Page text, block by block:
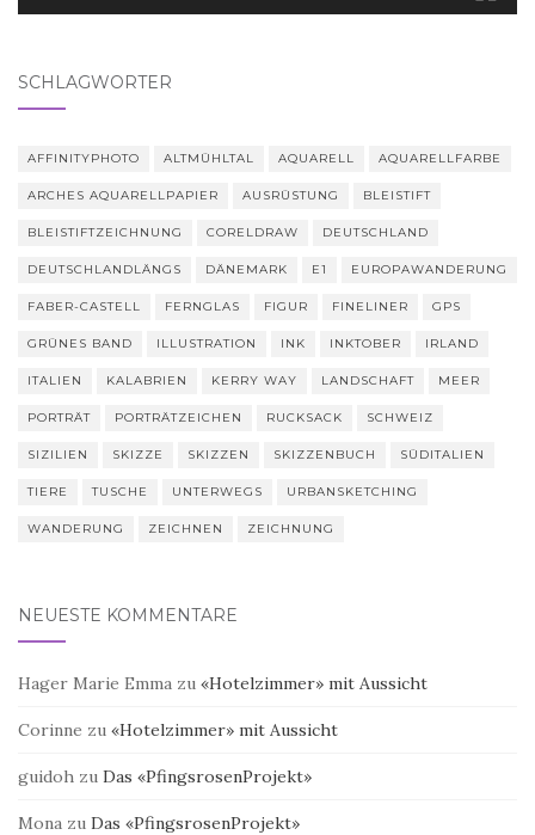
SCHLAGWÖRTER
AFFINITYPHOTO ALTMÜHLTAL AQUARELL AQUARELLFARBE
ARCHES AQUARELLPAPIER AUSRÜSTUNG BLEISTIFT
BLEISTIFTZEICHNUNG CORELDRAW DEUTSCHLAND
DEUTSCHLANDLÄNGS DÄNEMARK E1 EUROPAWANDERUNG
FABER-CASTELL FERNGLAS FIGUR FINELINER GPS
GRÜNES BAND ILLUSTRATION INK INKTOBER IRLAND
ITALIEN KALABRIEN KERRY WAY LANDSCHAFT MEER
PORTRÄT PORTRÄTZEICHEN RUCKSACK SCHWEIZ
SIZILIEN SKIZZE SKIZZEN SKIZZENBUCH SÜDITALIEN
TIERE TUSCHE UNTERWEGS URBANSKETCHING
WANDERUNG ZEICHNEN ZEICHNUNG
NEUESTE KOMMENTARE
Hager Marie Emma zu «Hotelzimmer» mit Aussicht
Corinne zu «Hotelzimmer» mit Aussicht
guidoh zu Das «PfingsrosenProjekt»
Mona zu Das «PfingsrosenProjekt»